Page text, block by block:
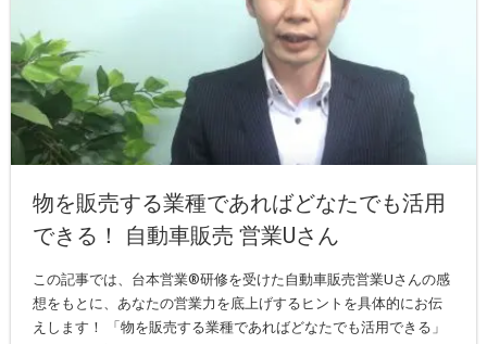
物を販売する業種であればどなたでも活用
できる！ 自動車販売 営業Uさん
この記事では、台本営業®研修を受けた自動車販売営業Uさんの感
想をもとに、あなたの営業力を底上げするヒントを具体的にお伝
えします！ 「物を販売する業種であればどなたでも活用できる」